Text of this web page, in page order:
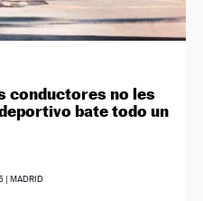
conductores no les
bate todo un
| MADRID